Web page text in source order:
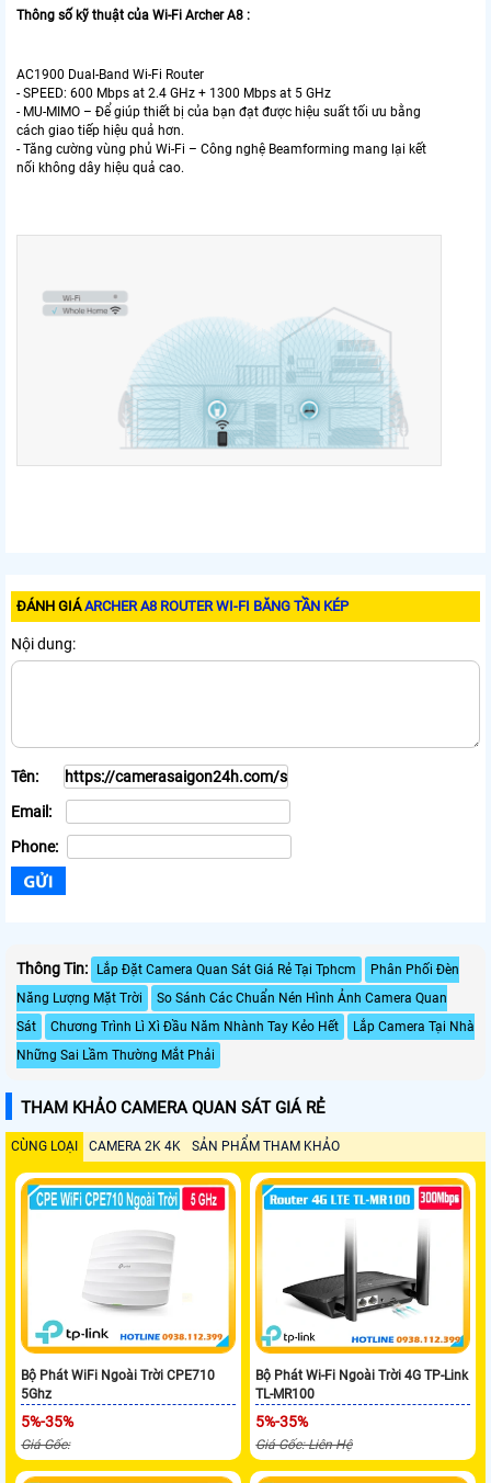
Thông số kỹ thuật của Wi-Fi Archer A8 :
AC1900 Dual-Band Wi-Fi Router
- SPEED: 600 Mbps at 2.4 GHz + 1300 Mbps at 5 GHz
- MU-MIMO – Để giúp thiết bị của bạn đạt được hiệu suất tối ưu bằng
cách giao tiếp hiệu quả hơn.
- Tăng cường vùng phủ Wi-Fi – Công nghệ Beamforming mang lại kết
nối không dây hiệu quả cao.
ĐÁNH GIÁARCHER A8 ROUTER WI-FI BĂNG TẦN KÉP
Nội dung:
Tên:
Email:
Phone:
Thông Tin: Lắp Đặt Camera Quan Sát Giá Rẻ Tại Tphcm
Phân Phối Đèn
Năng Lượng Mặt Trời
So Sánh Các Chuẩn Nén Hình Ảnh Camera Quan
Sát
Chương Trình Lì Xì Đầu Năm Nhành Tay Kẻo Hết
Lắp Camera Tại Nhà
Những Sai Lầm Thường Mắt Phải
THAM KHẢO CAMERA QUAN SÁT GIÁ RẺ
CÙNG LOẠI CAMERA 2K 4K SẢN PHẨM THAM KHẢO
Bộ Phát WiFi Ngoài Trời CPE710
5Ghz
5%-35%
Giá Gốc:
Bộ Phát Wi-Fi Ngoài Trời 4G TP-Link
TL-MR100
5%-35%
Giá Gốc: Liên Hệ